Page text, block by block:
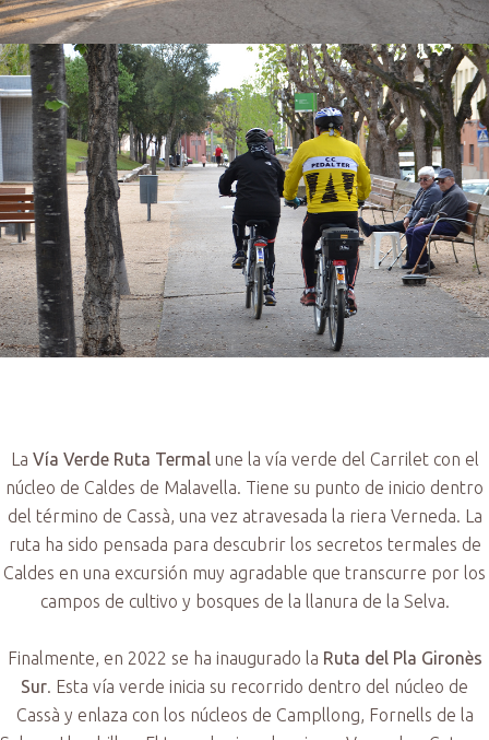
La Vía Verde Ruta Termalune la vía verde del Carrilet con el
núcleo de Caldes de Malavella. Tiene su punto de inicio dentro
del término de Cassà, una vez atravesada la riera Verneda. La
ruta ha sido pensada para descubrir los secretos termales de
Caldes en una excursión muy agradable que transcurre por los
campos de cultivo y bosques de la llanura de la Selva.
Finalmente, en 2022 se ha inaugurado la Ruta del Pla Gironès
Sur. Esta vía verde inicia su recorrido dentro del núcleo de
Cassà y enlaza con los núcleos de Campllong, Fornells de la